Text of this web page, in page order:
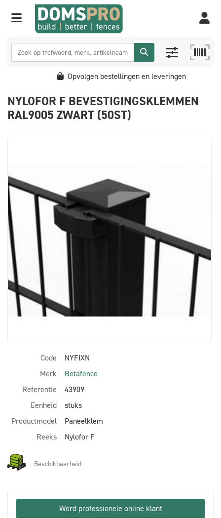
Opvolgen bestellingen en leveringen
NYLOFOR F BEVESTIGINGSKLEMMEN
RAL9005 ZWART (50ST)
Code
NYFIXN
Merk
Betafence
Referentie
43909
Eenheid
stuks
Productmodel
Paneelklem
Reeks
Nylofor F
Beschikbaarheid
Word professionele online klant